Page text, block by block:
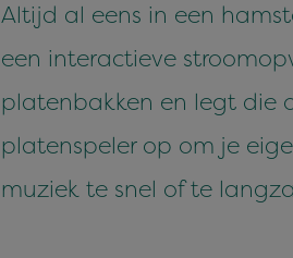
Altijd al eens in een
een interactieve
platenbakken en legt die
platenspeler op om je
muziek te snel of te